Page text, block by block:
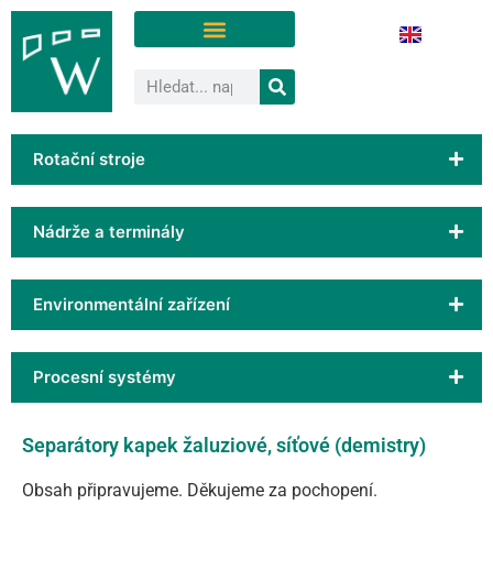
Rotační stroje
Nádrže a terminály
Environmentální zařízení
Procesní systémy
Separátory kapek žaluziové, síťové (demistry)
Obsah připravujeme. Děkujeme za pochopení.